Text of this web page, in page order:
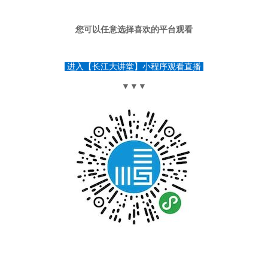
您可以任意选择喜欢的平台观看
进入【长江大讲堂】小程序观看直播
▼▼▼